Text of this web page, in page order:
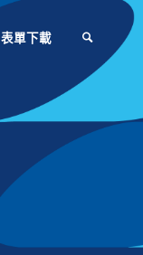
表單下載